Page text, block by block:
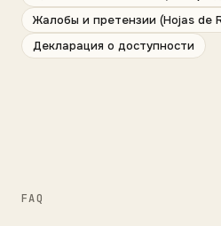
Жалобы и претензии (Hojas de
Декларация о доступности
FAQ